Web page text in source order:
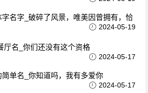
名字_破碎了风景，唯美因曾拥有，恰
2024-05-19
厅名_你们还没有这个资格
2024-05-17
单名_你知道吗，我有多爱你
2024-05-17